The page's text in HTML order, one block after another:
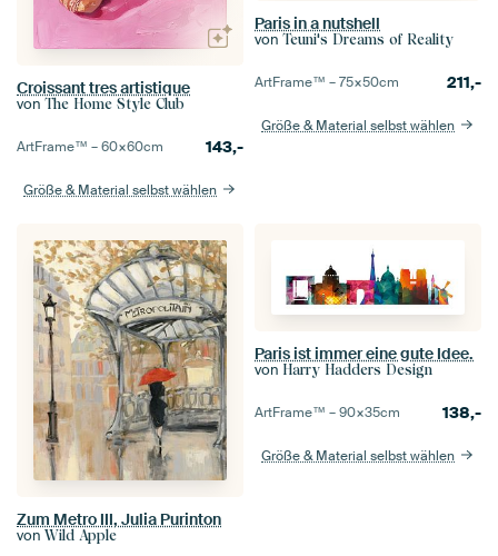
Croissant tres artistique
von The Home Style Club
ArtFrame™ –60×60cm 143,-
Größe & Material selbst wählen
Paris in a nutshell
von Teuni's Dreams of Reality
ArtFrame™ –75×50cm 211,-
Größe & Material selbst wählen
Zum Metro III, Julia Purinton
von Wild Apple
Paris ist immer eine gute Idee.
von Harry Hadders Design
ArtFrame™ –90×35cm 138,-
Größe & Material selbst wählen